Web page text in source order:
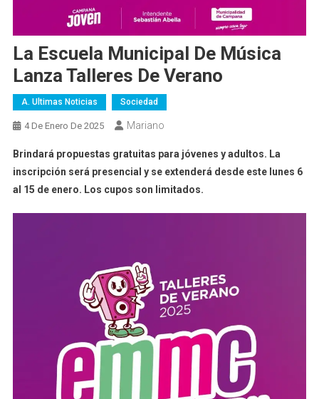
La Escuela Municipal De Música
Lanza Talleres De Verano
A. Ultimas Noticias Sociedad
4 De Enero De 2025 Mariano
Brindará propuestas gratuitas para jóvenes y adultos. La
inscripción será presencial y se extenderá desde este lunes 6
al 15 de enero. Los cupos son limitados.